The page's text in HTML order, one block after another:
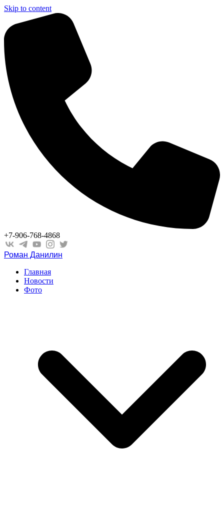
Skip to content
+7-906-768-4868
Роман Данилин
Главная
Новости
Фото